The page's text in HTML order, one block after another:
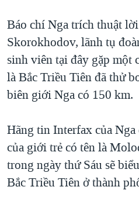
ĐỜI SỐNG
KINH TẾ
KHOA HỌC
THỂ THAO
GIÁO DỤC
MỘT NĂM CHIẾN TRANH TẠI
GIẢI MÃ VÀNH ĐAI & CON
NGÀY TỊ NẠN THẾ GIỚI
TRỊNH VĨNH BÌNH - NGƯỜI
CÁC GIÁ TRỊ CỘNG HÒA Ở
THƯỢNG ĐỈNH TRUMP-KIM
NGHE
MẠNG XÃ HỘI
Báo chí Nga trích thuật
Skorokhodov, lãnh tụ
sinh viên tại đây gặp một
là Bắc Triều Tiên đã thử
biên giới Nga có 150 km.
Hãng tin Interfax của
của giới trẻ có tên là
trong ngày thứ Sáu sẽ
Bắc Triều Tiên ở thành